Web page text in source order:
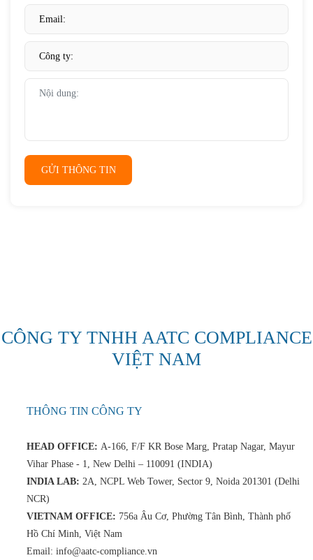
CÔNG TY TNHH AATC COMPLIANCE
VIỆT NAM
THÔNG TIN CÔNG TY
HEAD OFFICE: A-166, F/F KR Bose Marg, Pratap Nagar, Mayur
Vihar Phase - 1, New Delhi – 110091 (INDIA)
INDIA LAB: 2A, NCPL Web Tower, Sector 9, Noida 201301 (Delhi
NCR)
VIETNAM OFFICE: 756a Âu Cơ, Phường Tân Bình, Thành phố
Hồ Chí Minh, Việt Nam
Email: info@aatc-compliance.vn